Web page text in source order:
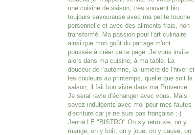
une cuisine de saison, très souvent bio,
toujours savoureuse avec ma petite touche
personnelle et avec des aliments frais, non
transformé. Ma passion pour l'art culinaire
ainsi que mon goût du partage m'ont
poussée à créer cette page. Je vous invite
alors dans ma cuisine, à ma table. La
douceur de l’automne, la lumière de l’hiver et
les couleurs au printemps, quelle que soit la
saison, il fait bon vivre dans ma Provence.
Je serai ravie d'échanger avec vous. Mais
soyez indulgents avec moi pour mes fautes
d'écriture car je ne suis pas française ;-)
Jenna LE "BISTRO" On s'y retrouve, on y
mange, on y boit, on y joue, on y cause, on